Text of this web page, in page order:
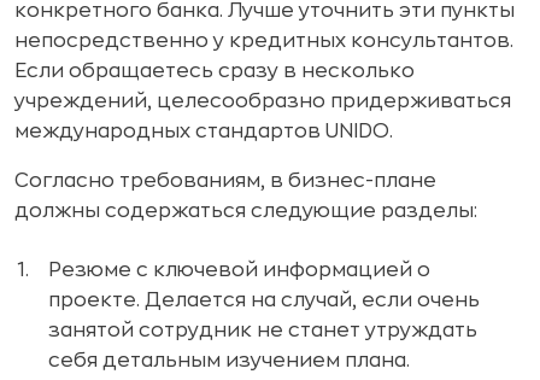
конкретного банка. Лучше уточнить эти пункты
непосредственно у кредитных консультантов.
Если обращаетесь сразу в несколько
учреждений, целесообразно придерживаться
международных стандартов UNIDO.
Согласно требованиям, в бизнес-плане
должны содержаться следующие разделы:
Резюме с ключевой информацией о
проекте. Делается на случай, если очень
занятой сотрудник не станет утруждать
себя детальным изучением плана.